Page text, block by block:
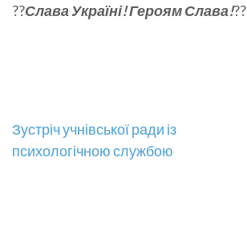
??Слава Україні! Героям Слава!??
Навігація
записів
Зустріч учнівської ради із
психологічною службою